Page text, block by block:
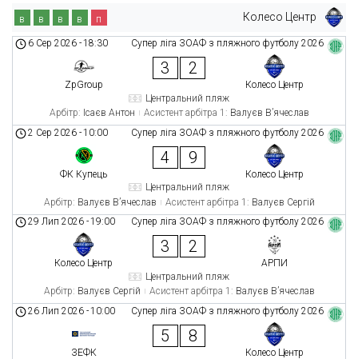
Колесо Центр
в в в в п
Супер ліга ЗОАФ з пляжного футболу 2026
6 Сер 2026 -18:30
ZpGroup
3 2
Колесо Центр
Центральний пляж
Арбітр: Ісаєв Антон Асистент арбітра 1: Валуєв В’ячеслав
Супер ліга ЗОАФ з пляжного футболу 2026
2 Сер 2026 -10:00
ФК Купець
4 9
Колесо Центр
Центральний пляж
Арбітр: Валуєв В’ячеслав Асистент арбітра 1: Валуєв Сергій
Супер ліга ЗОАФ з пляжного футболу 2026
29 Лип 2026 -19:00
Колесо Центр
3 2
АРПИ
Центральний пляж
Арбітр: Валуєв Сергій Асистент арбітра 1: Валуєв В’ячеслав
Супер ліга ЗОАФ з пляжного футболу 2026
26 Лип 2026 -10:00
ЗЕФК
5 8
Колесо Центр